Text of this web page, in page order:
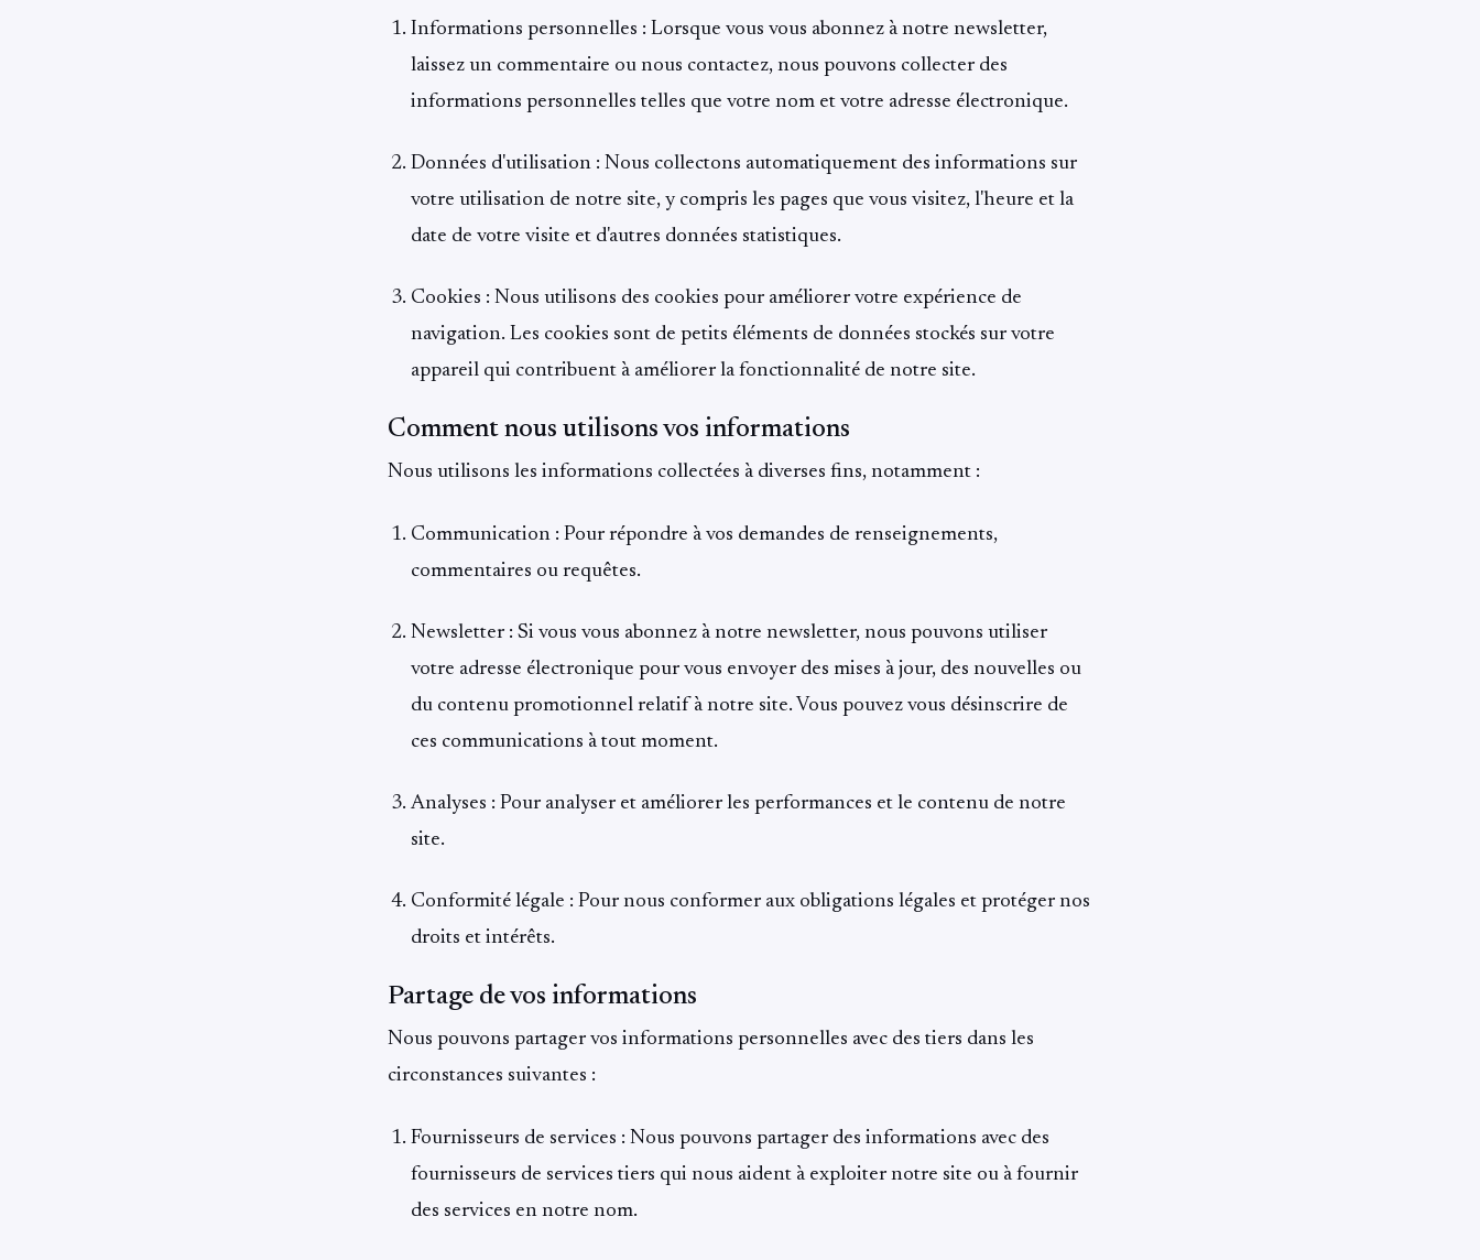
Informations personnelles : Lorsque vous vous abonnez à notre newsletter,
laissez un commentaire ou nous contactez, nous pouvons collecter des
informations personnelles telles que votre nom et votre adresse électronique.
Données d'utilisation : Nous collectons automatiquement des informations sur
votre utilisation de notre site, y compris les pages que vous visitez, l'heure et la
date de votre visite et d'autres données statistiques.
Cookies : Nous utilisons des cookies pour améliorer votre expérience de
navigation. Les cookies sont de petits éléments de données stockés sur votre
appareil qui contribuent à améliorer la fonctionnalité de notre site.
Comment nous utilisons vos informations
Nous utilisons les informations collectées à diverses fins, notamment :
Communication : Pour répondre à vos demandes de renseignements,
commentaires ou requêtes.
Newsletter : Si vous vous abonnez à notre newsletter, nous pouvons utiliser
votre adresse électronique pour vous envoyer des mises à jour, des nouvelles ou
du contenu promotionnel relatif à notre site. Vous pouvez vous désinscrire de
ces communications à tout moment.
Analyses : Pour analyser et améliorer les performances et le contenu de notre
site.
Conformité légale : Pour nous conformer aux obligations légales et protéger nos
droits et intérêts.
Partage de vos informations
Nous pouvons partager vos informations personnelles avec des tiers dans les
circonstances suivantes :
Fournisseurs de services : Nous pouvons partager des informations avec des
fournisseurs de services tiers qui nous aident à exploiter notre site ou à fournir
des services en notre nom.